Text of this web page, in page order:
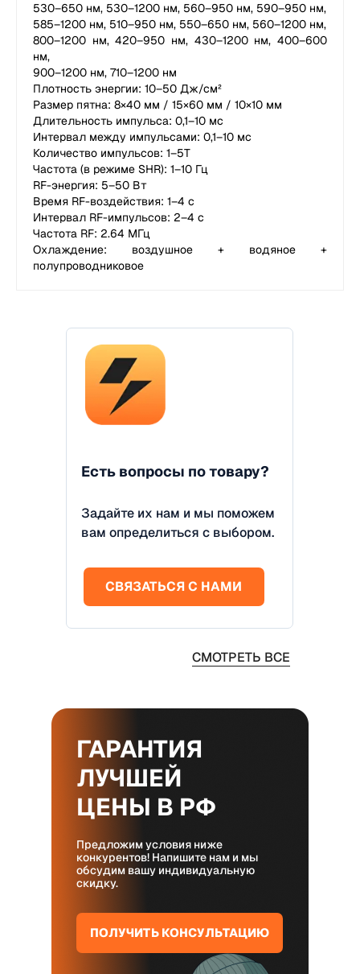
530–650 нм, 530–1200 нм, 560–950 нм, 590–950 нм,
585–1200 нм, 510–950 нм, 550–650 нм, 560–1200 нм,
800–1200 нм, 420–950 нм, 430–1200 нм, 400–600
нм,
900–1200 нм, 710–1200 нм
Плотность энергии: 10–50 Дж/см²
Размер пятна: 8×40 мм / 15×60 мм / 10×10 мм
Длительность импульса: 0,1–10 мс
Интервал между импульсами: 0,1–10 мс
Количество импульсов: 1–5T
Частота (в режиме SHR): 1–10 Гц
RF-энергия: 5–50 Вт
Время RF-воздействия: 1–4 с
Интервал RF-импульсов: 2–4 с
Частота RF: 2.64 МГц
Охлаждение: воздушное + водяное +
полупроводниковое
Есть вопросы по товару?
Задайте их нам и мы поможем
вам определиться с выбором.
СВЯЗАТЬСЯ С НАМИ
СМОТРЕТЬ ВСЕ
Предложим условия ниже
конкурентов! Напишите нам и мы
обсудим вашу индивидуальную
скидку.
ГАРАНТИЯ
ЛУЧШЕЙ
ЦЕНЫ В РФ
ПОЛУЧИТЬ КОНСУЛЬТАЦИЮ